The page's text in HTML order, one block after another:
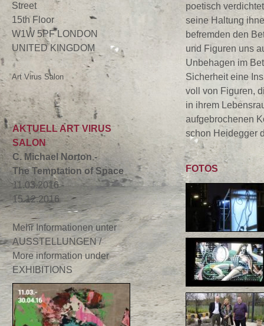
Street
15th Floor
W1W 5PF LONDON
UNITED KINGDOM
Art Virus Salon
AKTUELL ART VIRUS
SALON
C. Michael Norton -
The Temptation of Space
11.03.2016 -
15.12.2016
Mehr Informationen unter
AUSSTELLUNGEN /
More information under
EXHIBITIONS
poetisch
seine Haltung
befremden den
und Figuren uns
Unbehagen im
Sicherheit eine
voll von Figuren,
in ihrem
aufgebrochenen
schon Heidegger
FOTOS